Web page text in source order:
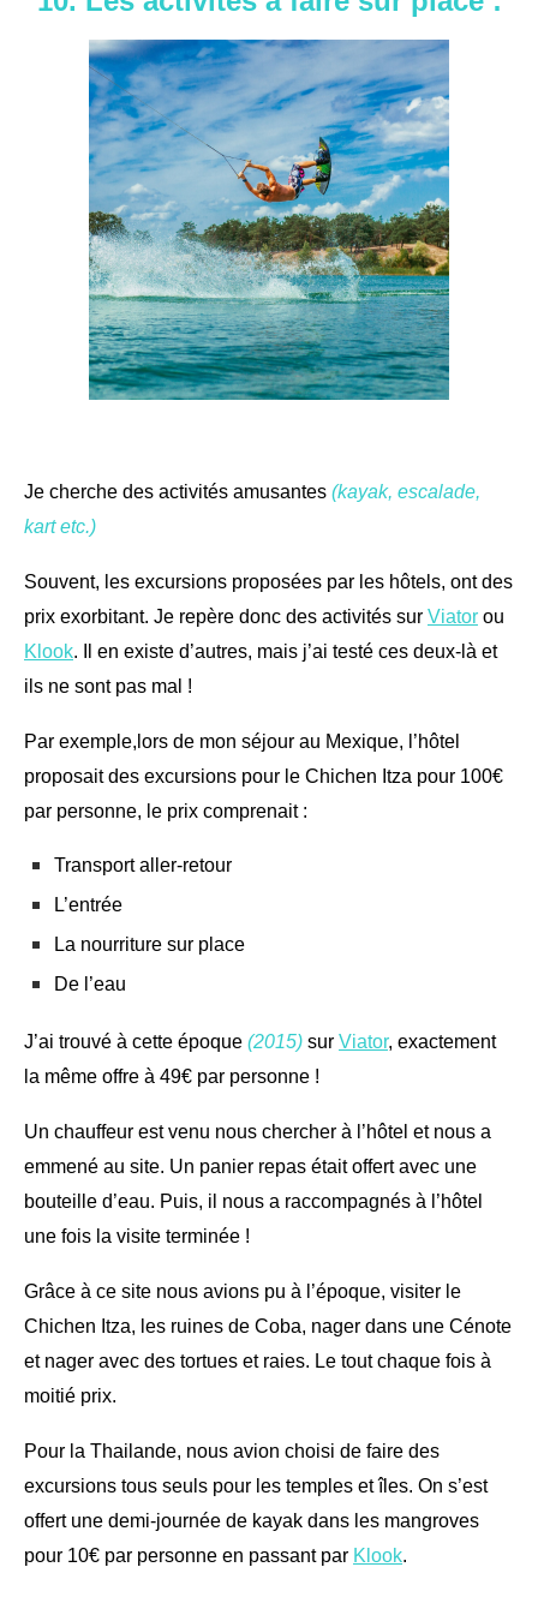
Je cherche des activités amusantes (kayak, escalade,
kart etc.)
Souvent, les excursions proposées par les hôtels, ont des
prix exorbitant. Je repère donc des activités sur Viator ou
Klook. Il en existe d’autres, mais j’ai testé ces deux-là et
ils ne sont pas mal !
Par exemple,lors de mon séjour au Mexique, l’hôtel
proposait des excursions pour le Chichen Itza pour 100€
par personne, le prix comprenait :
Transport aller-retour
L’entrée
La nourriture sur place
De l’eau
J’ai trouvé à cette époque (2015) sur Viator, exactement
la même offre à 49€ par personne !
Un chauffeur est venu nous chercher à l’hôtel et nous a
emmené au site. Un panier repas était offert avec une
bouteille d’eau. Puis, il nous a raccompagnés à l’hôtel
une fois la visite terminée !
Grâce à ce site nous avions pu à l’époque, visiter le
Chichen Itza, les ruines de Coba, nager dans une Cénote
et nager avec des tortues et raies. Le tout chaque fois à
moitié prix.
Pour la Thailande, nous avion choisi de faire des
excursions tous seuls pour les temples et îles. On s’est
offert une demi-journée de kayak dans les mangroves
pour 10€ par personne en passant par Klook.